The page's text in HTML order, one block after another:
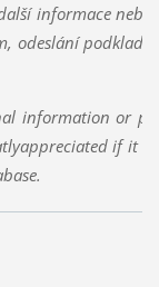
informace
odeslání
information or
if it